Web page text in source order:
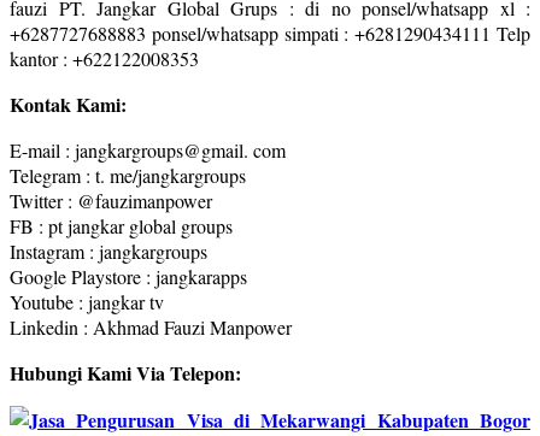
fauzi PT. Jangkar Global Grups : di no ponsel/whatsapp xl :
+6287727688883 ponsel/whatsapp simpati : +6281290434111 Telp
kantor : +622122008353
Kontak Kami:
E-mail : jangkargroups@gmail. com
Telegram : t. me/jangkargroups
Twitter : @fauzimanpower
FB : pt jangkar global groups
Instagram : jangkargroups
Google Playstore : jangkarapps
Youtube : jangkar tv
Linkedin : Akhmad Fauzi Manpower
Hubungi Kami Via Telepon: